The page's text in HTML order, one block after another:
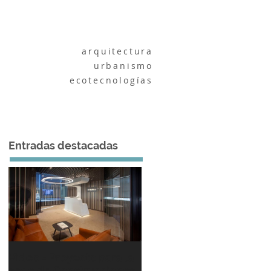
arquitectura
urbanismo
ecotecnologías
Entradas destacadas